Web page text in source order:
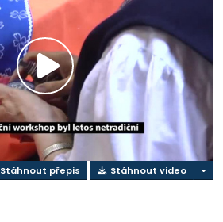
Přehrát
video
Stáhnout přepis Stáhnout video